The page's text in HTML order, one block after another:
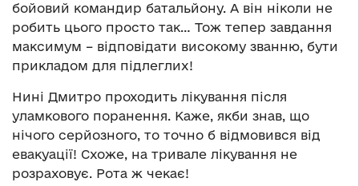
бойовий командир батальйону. А він ніколи не
робить цього просто так… Тож тепер завдання
максимум – відповідати високому званню, бути
прикладом для підлеглих!
Нині Дмитро проходить лікування після
уламкового поранення. Каже, якби знав, що
нічого серйозного, то точно б відмовився від
евакуації! Схоже, на тривале лікування не
розраховує. Рота ж чекає!